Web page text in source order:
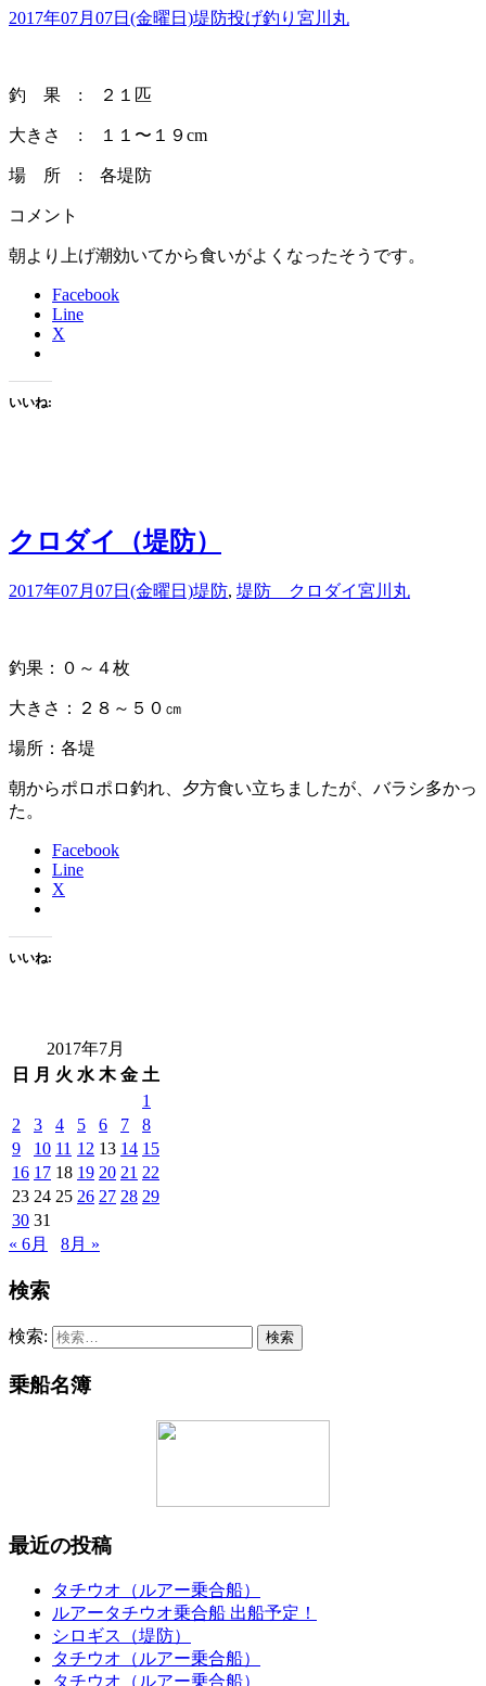
2017年07月07日(金曜日)堤防投げ釣り 宮川丸
釣 果 : ２１匹
大きさ : １１〜１９cm
場 所 : 各堤防
コメント
朝より上げ潮効いてから食いがよくなったそうです。
Facebook
Line
X
いいね:
クロダイ（堤防）
2017年07月07日(金曜日)堤防, 堤防 クロダイ宮川丸
釣果：０～４枚
大きさ：２８～５０㎝
場所：各堤
朝からポロポロ釣れ、夕方食い立ちましたが、バラシ多かっ
た。
Facebook
Line
X
いいね:
2017年7月
日
月 火 水 木 金 土
1
2
3 4 5 6 7
8
9
10 11 12 13 14 15
16 17 18 19 20 21 22
23 24 25 26 27 28 29
30 31
« 6月
8月 »
検索
検索:
乗船名簿
最近の投稿
タチウオ（ルアー乗合船）
ルアータチウオ乗合船 出船予定！
シロギス（堤防）
タチウオ（ルアー乗合船）
タチウオ（ルアー乗合船）